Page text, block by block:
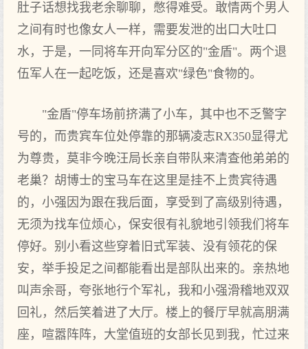
肚子话想找我老余聊聊，憋得难受。敢情两个男人
之间有时也像女人一样，需要发泄的出口大吐口
水，于是，一同将车开向军分区的"金盾"。两个退
伍军人在一起吃饭，还是喜欢"绿色"食物的。
"金盾"停车场前挤满了小车，其中也不乏警字
号的，而贵宾车位处停靠的那辆凌志RX350显得尤
为尊贵，莫非今晚汪局长亲自带队来清查他弟弟的
老巢？胡博士的宝马车在这里是挂不上贵宾待遇
的，小强因为跟在我后面，享受到了高级别待遇，
无须为找车位烦心，保安很有礼貌地引领我们将车
停好。别小看这些穿着旧式军装、没有领花的保
安，举手投足之间都能看出是部队出来的。亲热地
叫声余哥，夸张地行个军礼，我和小强滑稽地双双
回礼，然后笑着进了大厅。楼上的餐厅早就高朋满
座，喧嚣阵阵，大堂值班的女部长见到我，忙过来